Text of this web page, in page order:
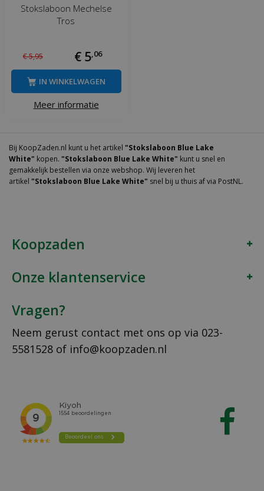
Stokslaboon Mechelse
Tros
€5,95 € 5,06
Meer informatie
IN WINKELWAGEN
Bij KoopZaden.nl kunt u het artikel "Stokslaboon Blue Lake
White" kopen. "Stokslaboon Blue Lake White" kunt u snel en
gemakkelijk bestellen via onze webshop. Wij leveren het
artikel "Stokslaboon Blue Lake White" snel bij u thuis af via PostNL.
Koopzaden
Onze klantenservice
Vragen?
Neem gerust contact met ons op via 023-
5581528 of info@koopzaden.nl